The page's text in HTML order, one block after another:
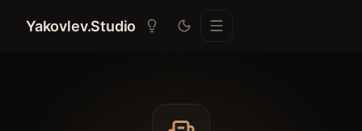
Yakovlev.Studio